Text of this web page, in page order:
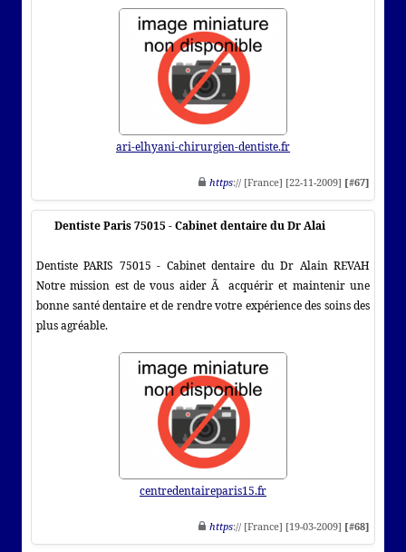
ari-elhyani-chirurgien-dentiste.fr
https:// [France] [22-11-2009] [#67]
Dentiste Paris 75015 - Cabinet dentaire du Dr Alai
Dentiste PARIS 75015 - Cabinet dentaire du Dr Alain REVAH
Notre mission est de vous aider Ã acquérir et maintenir une
bonne santé dentaire et de rendre votre expérience des soins des
plus agréable.
centredentaireparis15.fr
https:// [France] [19-03-2009] [#68]